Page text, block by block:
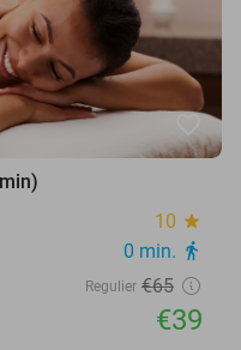
10 star
0 min. directions_walk
Regulier €65
€39